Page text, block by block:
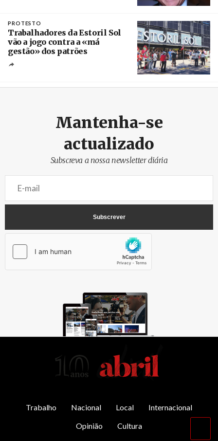
PROTESTO
Trabalhadores da Estoril Sol
vão a jogo contra a «má
gestão» dos patrões
Mantenha-se
actualizado
Subscreva a nossa newsletter diária
Trabalho Nacional Local
Internacional
Opinião
Cultura